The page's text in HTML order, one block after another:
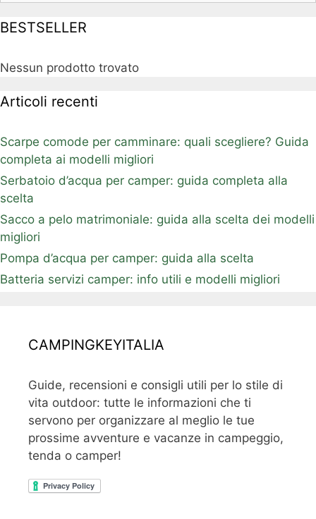
BESTSELLER
Nessun prodotto trovato
Articoli recenti
Scarpe comode per camminare: quali scegliere? Guida
completa ai modelli migliori
Serbatoio d’acqua per camper: guida completa alla
scelta
Sacco a pelo matrimoniale: guida alla scelta dei modelli
migliori
Pompa d’acqua per camper: guida alla scelta
Batteria servizi camper: info utili e modelli migliori
CAMPINGKEYITALIA
Guide, recensioni e consigli utili per lo stile di
vita outdoor: tutte le informazioni che ti
servono per organizzare al meglio le tue
prossime avventure e vacanze in campeggio,
tenda o camper!